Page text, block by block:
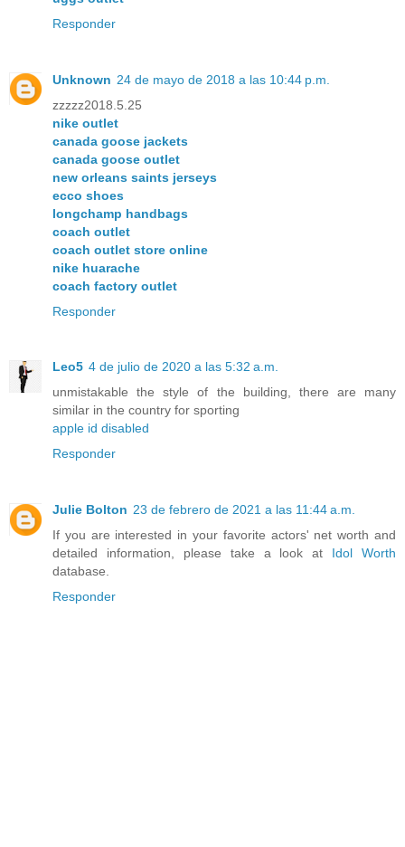
Responder
Unknown 24 de mayo de 2018 a las 10:44 p.m.
zzzzz2018.5.25
nike outlet
canada goose jackets
canada goose outlet
new orleans saints jerseys
ecco shoes
longchamp handbags
coach outlet
coach outlet store online
nike huarache
coach factory outlet
Responder
Leo5 4 de julio de 2020 a las 5:32 a.m.
unmistakable the style of the building, there are many
similar in the country for sporting
apple id disabled
Responder
Julie Bolton 23 de febrero de 2021 a las 11:44 a.m.
If you are interested in your favorite actors' net worth and
detailed information, please take a look at Idol Worth
database.
Responder